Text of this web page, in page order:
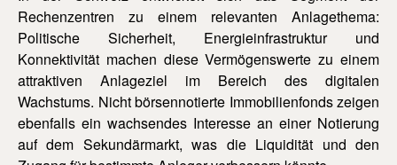
Rechenzentren zu einem relevanten Anlagethema:
Politische Sicherheit, Energieinfrastruktur und
Konnektivität machen diese Vermögenswerte zu einem
attraktiven Anlageziel im Bereich des digitalen
Wachstums. Nicht börsennotierte Immobilienfonds zeigen
ebenfalls ein wachsendes Interesse an einer Notierung
auf dem Sekundärmarkt, was die Liquidität und den